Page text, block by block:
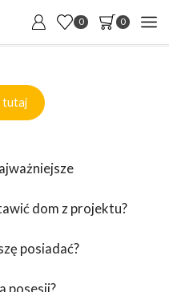
0 0
tutaj
dom z projektu?
posiadać?
posesji?